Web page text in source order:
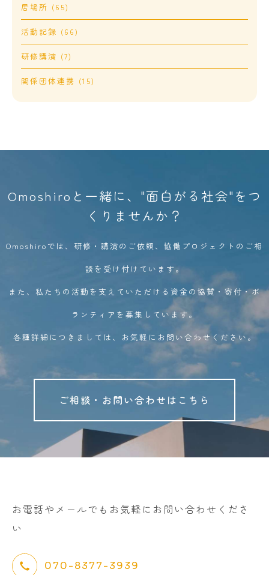
居場所 (65)
活動記録 (66)
研修講演 (7)
関係団体連携 (15)
Omoshiroと一緒に、"面白がる社会"をつ
くりませんか？
Omoshiroでは、研修・講演のご依頼、協働プロジェクトのご相
談を受け付けています。
また、私たちの活動を支えていただける資金の協賛・寄付・ボ
ランティアを募集しています。
各種詳細につきましては、お気軽にお問い合わせください。
ご相談・お問い合わせはこちら
お電話やメールでもお気軽にお問い合わせくださ
い
070-8377-3939